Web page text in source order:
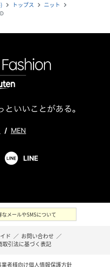
navigate_next トップス navigate_next ニット navigate_next
/ MEN
LINE
なメールやSMSについて
ド ／ お問い合わせ ／
取引法に基づく表記
業者様向け個人情報保護方針